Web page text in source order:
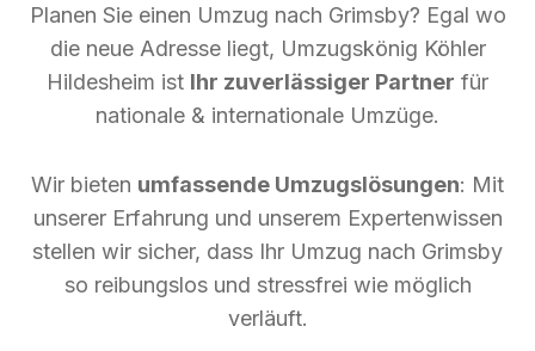
Planen Sie einen Umzug nach Grimsby? Egal wo
die neue Adresse liegt, Umzugskönig Köhler
Hildesheim ist Ihr zuverlässiger Partner für
nationale & internationale Umzüge.
Wir bieten umfassende Umzugslösungen: Mit
unserer Erfahrung und unserem Expertenwissen
stellen wir sicher, dass Ihr Umzug nach Grimsby
so reibungslos und stressfrei wie möglich
verläuft.